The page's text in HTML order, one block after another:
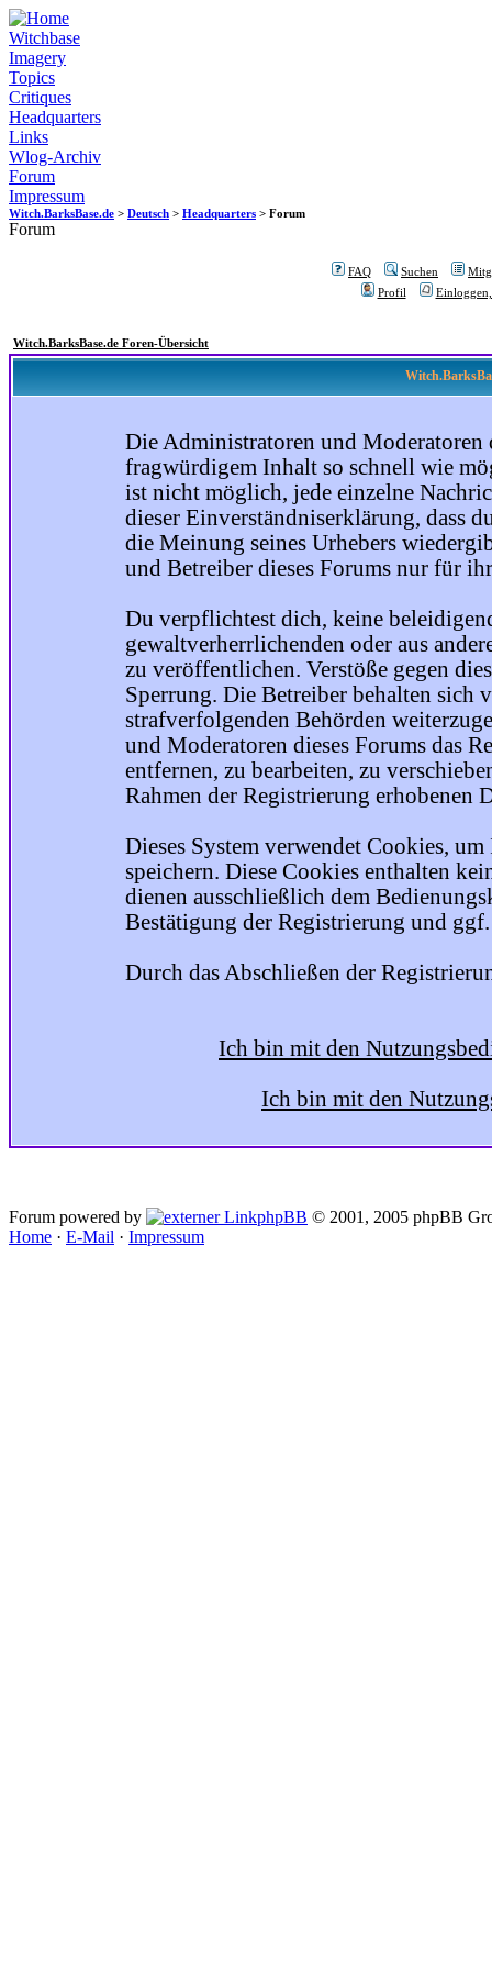
Witchbase
Imagery
Topics
Critiques
Headquarters
Links
Wlog-Archiv
Forum
Impressum
Witch.BarksBase.de > Deutsch > Headquarters > Forum
Forum
FAQ Suchen
Profil
Witch.BarksBase.de Foren-Übersicht
Die Administratoren und Moderatoren
fragwürdigem Inhalt so schnell wie
ist nicht möglich, jede einzelne
dieser Einverständniserklärung, dass
die Meinung seines Urhebers
und Betreiber dieses Forums nur für
Du verpflichtest dich, keine
gewaltverherrlichenden oder aus
zu veröffentlichen. Verstöße gegen
Sperrung. Die Betreiber behalten sich
strafverfolgenden Behörden
und Moderatoren dieses Forums das
entfernen, zu bearbeiten, zu
Rahmen der Registrierung erhobenen
Dieses System verwendet Cookies,
speichern. Diese Cookies enthalten
dienen ausschließlich dem
Bestätigung der Registrierung und ggf.
Durch das Abschließen der
Ich bin mit den
Ich bin mit den
Forum powered by phpBB © 2001, 2005 phpBB
Home · E-Mail · Impressum